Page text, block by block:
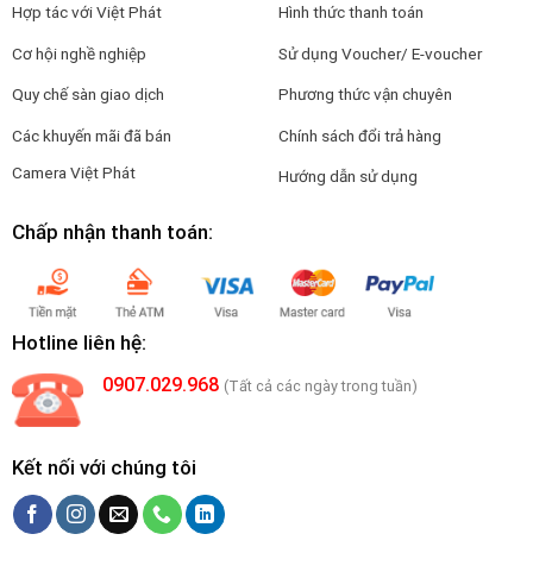
Hợp tác với Việt Phát
Cơ hội nghề nghiệp
Quy chế sàn giao dịch
Các khuyến mãi đã bán
Camera Việt Phát
Hình thức thanh toán
Sử dụng Voucher/ E-voucher
Phương thức vận chuyên
Chính sách đổi trả hàng
Hướng dẫn sử dụng
Chấp nhận thanh toán:
Hotline liên hệ:
0907.029.968 (Tất cả các ngày trong tuần)
Kết nối với chúng tôi